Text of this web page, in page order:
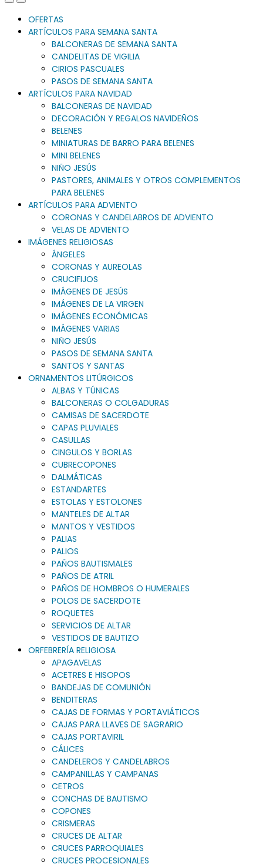
Previous
Slide
Next
Slide
OFERTAS
ARTÍCULOS PARA SEMANA SANTA
BALCONERAS DE SEMANA SANTA
CANDELITAS DE VIGILIA
CIRIOS PASCUALES
PASOS DE SEMANA SANTA
ARTÍCULOS PARA NAVIDAD
BALCONERAS DE NAVIDAD
DECORACIÓN Y REGALOS NAVIDEÑOS
BELENES
MINIATURAS DE BARRO PARA BELENES
MINI BELENES
NIÑO JESÚS
PASTORES, ANIMALES Y OTROS COMPLEMENTOS
PARA BELENES
ARTÍCULOS PARA ADVIENTO
CORONAS Y CANDELABROS DE ADVIENTO
VELAS DE ADVIENTO
IMÁGENES RELIGIOSAS
ÁNGELES
CORONAS Y AUREOLAS
CRUCIFIJOS
IMÁGENES DE JESÚS
IMÁGENES DE LA VIRGEN
IMÁGENES ECONÓMICAS
IMÁGENES VARIAS
NIÑO JESÚS
PASOS DE SEMANA SANTA
SANTOS Y SANTAS
ORNAMENTOS LITÚRGICOS
ALBAS Y TÚNICAS
BALCONERAS O COLGADURAS
CAMISAS DE SACERDOTE
CAPAS PLUVIALES
CASULLAS
CINGULOS Y BORLAS
CUBRECOPONES
DALMÁTICAS
ESTANDARTES
ESTOLAS Y ESTOLONES
MANTELES DE ALTAR
MANTOS Y VESTIDOS
PALIAS
PALIOS
PAÑOS BAUTISMALES
PAÑOS DE ATRIL
PAÑOS DE HOMBROS O HUMERALES
POLOS DE SACERDOTE
ROQUETES
SERVICIOS DE ALTAR
VESTIDOS DE BAUTIZO
ORFEBRERÍA RELIGIOSA
APAGAVELAS
ACETRES E HISOPOS
BANDEJAS DE COMUNIÓN
BENDITERAS
CAJAS DE FORMAS Y PORTAVIÁTICOS
CAJAS PARA LLAVES DE SAGRARIO
CAJAS PORTAVIRIL
CÁLICES
CANDELEROS Y CANDELABROS
CAMPANILLAS Y CAMPANAS
CETROS
CONCHAS DE BAUTISMO
COPONES
CRISMERAS
CRUCES DE ALTAR
CRUCES PARROQUIALES
CRUCES PROCESIONALES